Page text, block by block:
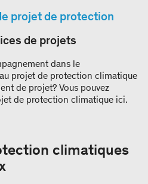
projet de protection
de projets
dans le
projet de protection climatique
de projet? Vous pouvez
de protection climatique ici.
climatiques